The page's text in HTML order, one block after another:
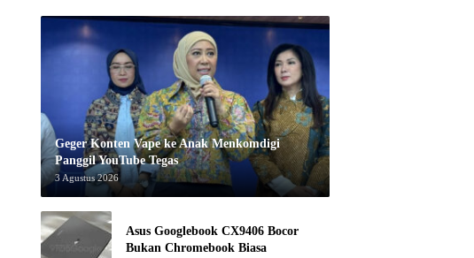
Geger Konten Vape ke Anak Menkomdigi
Panggil YouTube Tegas
3 Agustus 2026
Asus Googlebook CX9406 Bocor
Bukan Chromebook Biasa